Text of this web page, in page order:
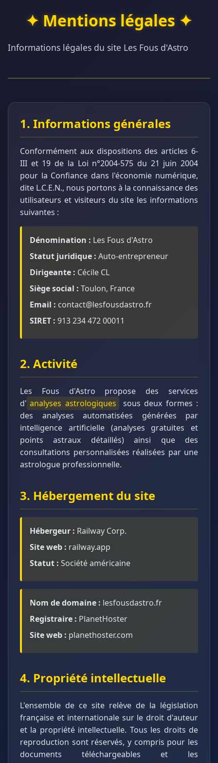
✦ Mentions légales ✦
Informations légales du site Les Fous d'Astro
1. Informations générales
Conformément aux dispositions des articles 6-
III et 19 de la Loi n°2004-575 du 21 juin 2004
pour la Confiance dans l'économie numérique,
dite L.C.E.N., nous portons à la connaissance des
utilisateurs et visiteurs du site les informations
suivantes :
Dénomination : Les Fous d'Astro
Statut juridique : Auto-entrepreneur
Dirigeante : Cécile CL
Siège social : Toulon, France
Email : contact@lesfousdastro.fr
SIRET : 913 234 472 00011
2. Activité
Les Fous d'Astro propose des services
d' analyses astrologiques
sous deux formes :
des analyses automatisées générées par
intelligence artificielle (analyses gratuites et
points astraux détaillés) ainsi que des
consultations personnalisées réalisées par une
astrologue professionnelle.
3. Hébergement du site
Hébergeur : Railway Corp.
Site web : railway.app
Statut : Société américaine
Nom de domaine : lesfousdastro.fr
Registraire : PlanetHoster
Site web : planethoster.com
4. Propriété intellectuelle
L'ensemble de ce site relève de la législation
française et internationale sur le droit d'auteur
et la propriété intellectuelle. Tous les droits de
reproduction sont réservés, y compris pour les
documents téléchargeables et les